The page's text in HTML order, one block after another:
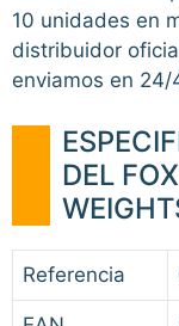
10 unidades en
distribuidor
enviamos en 24/
DEL
Referencia